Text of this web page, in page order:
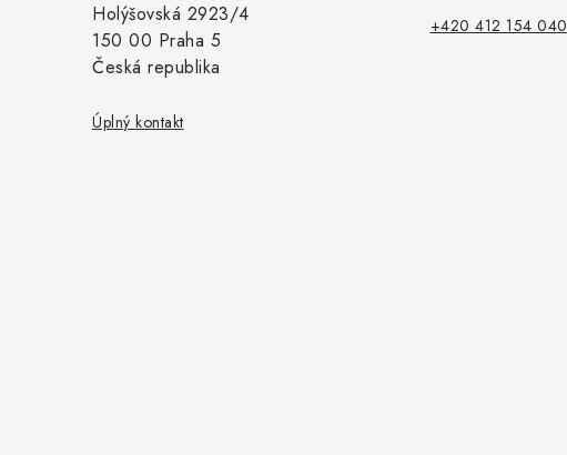
Holýšovská 2923/4
150 00 Praha 5
Česká republika
Úplný kontakt
+420 412 154 040